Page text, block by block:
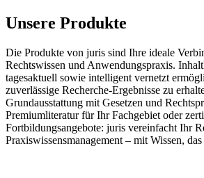
Unsere Produkte
Die Produkte von juris sind Ihre ideale
Rechtswissen und Anwendungspraxis.
tagesaktuell sowie intelligent vernetzt
zuverlässige Recherche-Ergebnisse zu
Grundausstattung mit Gesetzen und
Premiumliteratur für Ihr Fachgebiet oder
Fortbildungsangebote: juris vereinfacht Ihr
Praxiswissensmanagement – mit Wissen,